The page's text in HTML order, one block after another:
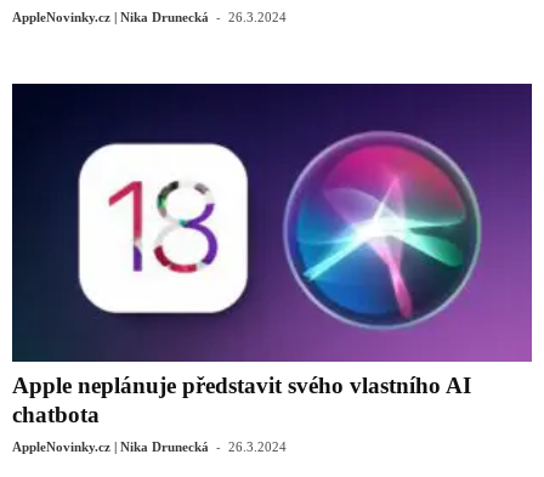
AppleNovinky.cz | Nika Drunecká - 26.3.2024
Apple neplánuje představit svého vlastního AI
chatbota
AppleNovinky.cz | Nika Drunecká - 26.3.2024